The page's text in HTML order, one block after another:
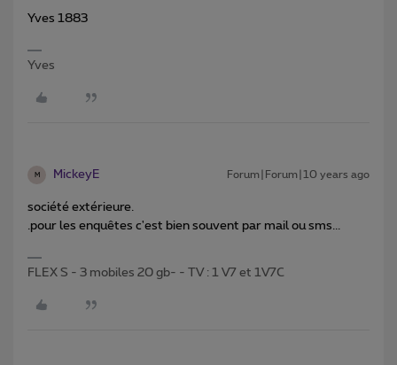
Yves 1883
Yves
M MickeyE Forum|Forum|10 years ago
société extérieure.
.pour les enquêtes c'est bien souvent par mail ou sms...
FLEX S - 3 mobiles 20 gb- - TV : 1 V7 et 1V7C